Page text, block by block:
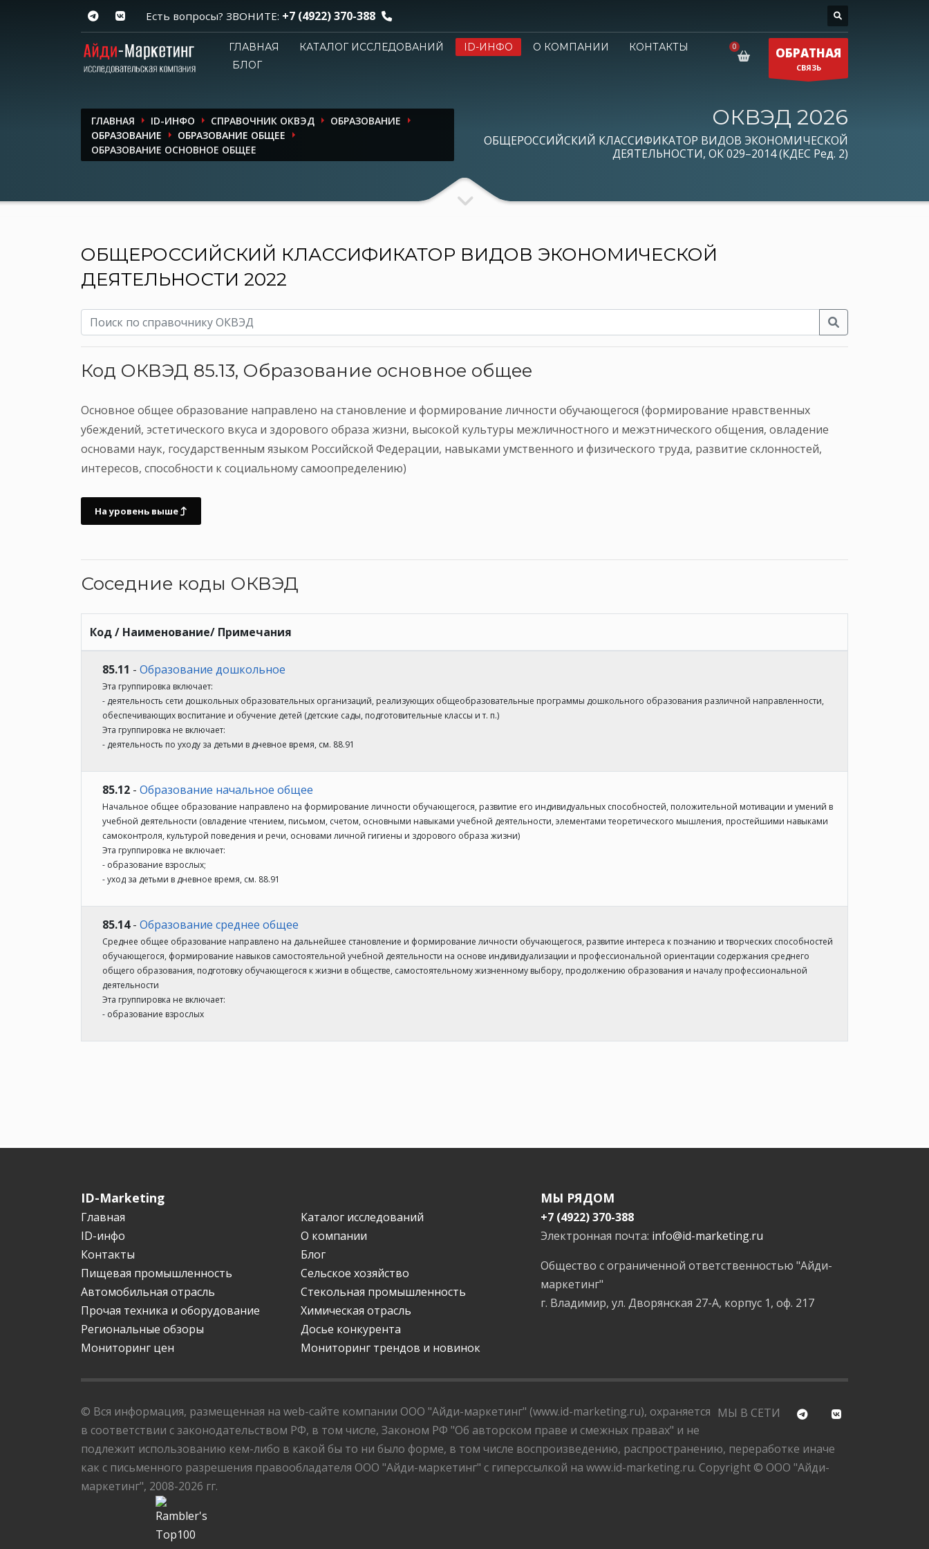
Есть вопросы? ЗВОНИТЕ: +7 (4922) 370-388
ГЛАВНАЯ КАТАЛОГ ИССЛЕДОВАНИЙ ID-ИНФО О КОМПАНИИ
КОНТАКТЫ
БЛОГ
ОБРАТНАЯ
СВЯЗЬ
ГЛАВНАЯ ID-ИНФО СПРАВОЧНИК ОКВЭД
ОБРАЗОВАНИЕ
ОБРАЗОВАНИЕ
ОБРАЗОВАНИЕ ОБЩЕЕ
ОБРАЗОВАНИЕ ОСНОВНОЕ ОБЩЕЕ
ОКВЭД 2026
ОБЩЕРОССИЙСКИЙ КЛАССИФИКАТОР ВИДОВ ЭКОНОМИЧЕСКОЙ
ДЕЯТЕЛЬНОСТИ, ОК 029–2014 (КДЕС Ред. 2)
ОБЩЕРОССИЙСКИЙ КЛАССИФИКАТОР ВИДОВ ЭКОНОМИЧЕСКОЙ
ДЕЯТЕЛЬНОСТИ 2022
Код ОКВЭД 85.13, Образование основное общее
Основное общее образование направлено на становление и формирование личности обучающегося (формирование нравственных
убеждений, эстетического вкуса и здорового образа жизни, высокой культуры межличностного и межэтнического общения, овладение
основами наук, государственным языком Российской Федерации, навыками умственного и физического труда, развитие склонностей,
интересов, способности к социальному самоопределению)
На уровень выше
Соседние коды ОКВЭД
Код / Наименование/ Примечания
85.11 - Образование дошкольное
Эта группировка включает:
- деятельность сети дошкольных образовательных организаций, реализующих общеобразовательные программы дошкольного образования различной направленности,
обеспечивающих воспитание и обучение детей (детские сады, подготовительные классы и т. п.)
Эта группировка не включает:
- деятельность по уходу за детьми в дневное время, см. 88.91
85.12 - Образование начальное общее
Начальное общее образование направлено на формирование личности обучающегося, развитие его индивидуальных способностей, положительной мотивации и умений в
учебной деятельности (овладение чтением, письмом, счетом, основными навыками учебной деятельности, элементами теоретического мышления, простейшими навыками
самоконтроля, культурой поведения и речи, основами личной гигиены и здорового образа жизни)
Эта группировка не включает:
- образование взрослых;
- уход за детьми в дневное время, см. 88.91
85.14- Образование среднее общее
Среднее общее образование направлено на дальнейшее становление и формирование личности обучающегося, развитие интереса к познанию и творческих способностей
обучающегося, формирование навыков самостоятельной учебной деятельности на основе индивидуализации и профессиональной ориентации содержания среднего
общего образования, подготовку обучающегося к жизни в обществе, самостоятельному жизненному выбору, продолжению образования и началу профессиональной
деятельности
Эта группировка не включает:
- образование взрослых
ID-Marketing
Главная
Каталог исследований
ID-инфо
О компании
Контакты
Блог
Пищевая промышленность
Сельское хозяйство
Автомобильная отрасль
Стекольная промышленность
Прочая техника и оборудование
Химическая отрасль
Региональные обзоры
Досье конкурента
Мониторинг цен
Мониторинг трендов и новинок
МЫ РЯДОМ
+7 (4922) 370-388
Электронная почта: info@id-marketing.ru
Общество с ограниченной ответственностью "Айди-
маркетинг"
г. Владимир, ул. Дворянская 27-А, корпус 1, оф. 217
МЫ В СЕТИ
© Вся информация, размещенная на web-сайте компании ООО "Айди-маркетинг" (www.id-marketing.ru), охраняется
в соответствии с законодательством РФ, в том числе, Законом РФ "Об авторском праве и смежных правах" и не
подлежит использованию кем-либо в какой бы то ни было форме, в том числе воспроизведению, распространению, переработке иначе
как с письменного разрешения правообладателя ООО "Айди-маркетинг" с гиперссылкой на www.id-marketing.ru. Copyright © ООО "Айди-
маркетинг", 2008-2026 гг.